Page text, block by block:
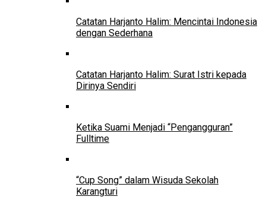
Catatan Harjanto Halim: Mencintai Indonesia
dengan Sederhana
Catatan Harjanto Halim: Surat Istri kepada
Dirinya Sendiri
Ketika Suami Menjadi “Pengangguran”
Fulltime
“Cup Song” dalam Wisuda Sekolah
Karangturi